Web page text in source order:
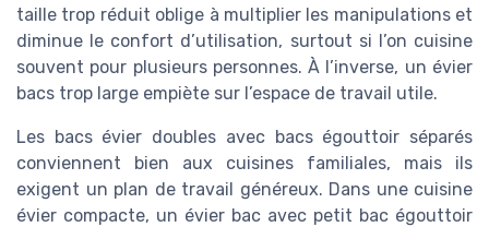
taille trop réduit oblige à multiplier les manipulations et
diminue le confort d’utilisation, surtout si l’on cuisine
souvent pour plusieurs personnes. À l’inverse, un évier
bacs trop large empiète sur l’espace de travail utile.
Les bacs évier doubles avec bacs égouttoir séparés
conviennent bien aux cuisines familiales, mais ils
exigent un plan de travail généreux. Dans une cuisine
évier compacte, un évier bac avec petit bac égouttoir